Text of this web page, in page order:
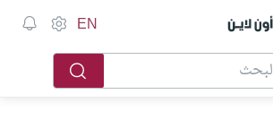
أون لاين EN